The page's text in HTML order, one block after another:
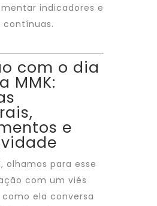
indicadores e
contínuas.
com o dia
MMK:
e
olhamos para esse
com um viés
ela conversa